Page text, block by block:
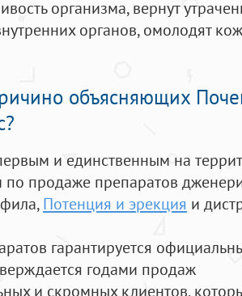
организма, вернут
органов, омолодят
объясняющих
и единственным на
по продаже препаратов
, Потенция и эрекция и
гарантируется
годами продаж
и скромных клиентов,